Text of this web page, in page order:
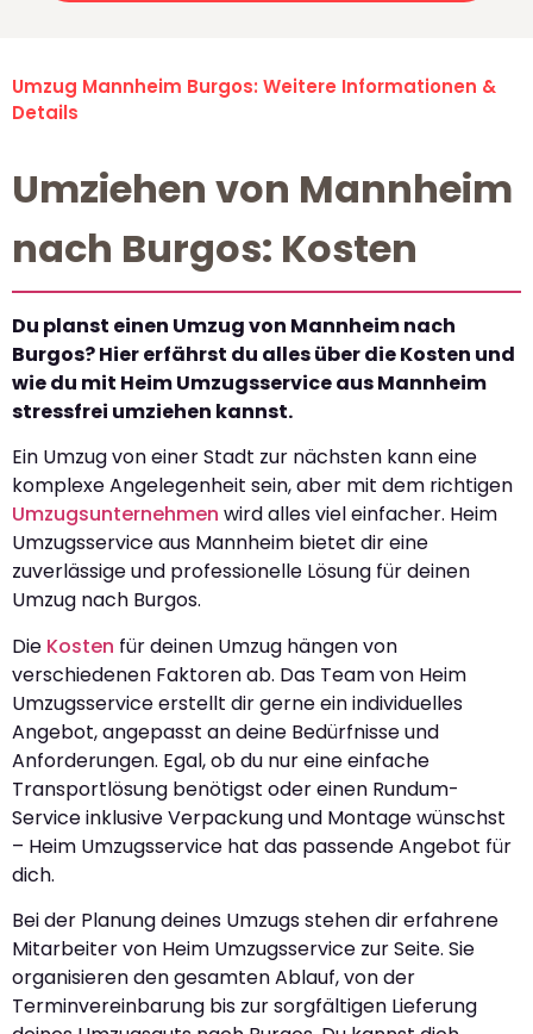
Umzug Mannheim Burgos: Weitere Informationen &
Details
Umziehen von Mannheim
nach Burgos: Kosten
Du planst einen Umzug von Mannheim nach
Burgos? Hier erfährst du alles über die Kosten und
wie du mit Heim Umzugsservice aus Mannheim
stressfrei umziehen kannst.
Ein Umzug von einer Stadt zur nächsten kann eine
komplexe Angelegenheit sein, aber mit dem richtigen
Umzugsunternehmen wird alles viel einfacher. Heim
Umzugsservice aus Mannheim bietet dir eine
zuverlässige und professionelle Lösung für deinen
Umzug nach Burgos.
Die Kosten für deinen Umzug hängen von
verschiedenen Faktoren ab. Das Team von Heim
Umzugsservice erstellt dir gerne ein individuelles
Angebot, angepasst an deine Bedürfnisse und
Anforderungen. Egal, ob du nur eine einfache
Transportlösung benötigst oder einen Rundum-
Service inklusive Verpackung und Montage wünschst
– Heim Umzugsservice hat das passende Angebot für
dich.
Bei der Planung deines Umzugs stehen dir erfahrene
Mitarbeiter von Heim Umzugsservice zur Seite. Sie
organisieren den gesamten Ablauf, von der
Terminvereinbarung bis zur sorgfältigen Lieferung